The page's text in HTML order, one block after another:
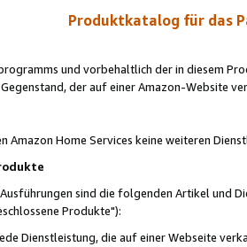
Produktkatalog für das
und vorbehaltlich der in diesem
der auf einer Amazon-Website
Amazon Home Services keine weiteren
sind die folgenden Artikel und
Produkte"):
Dienstleistung, die auf einer Webseite